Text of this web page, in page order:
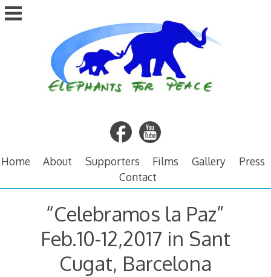
Skip
to
Home About Supporters Films Gallery
Press
Contact
“Celebramos la Paz”
Feb.10-12,2017 in Sant
Cugat, Barcelona